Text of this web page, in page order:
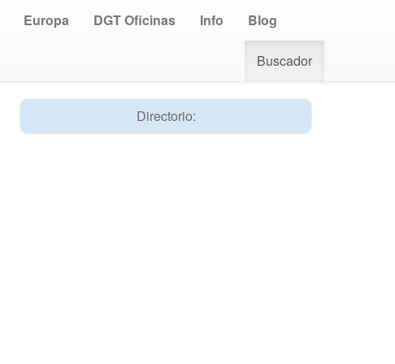
Europa DGT Oficinas Info Blog
Buscador
Directorio: